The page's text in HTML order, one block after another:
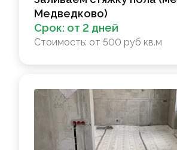
Медведково)
Срок: от 2 дней
Стоимость: от 500 руб кв.м